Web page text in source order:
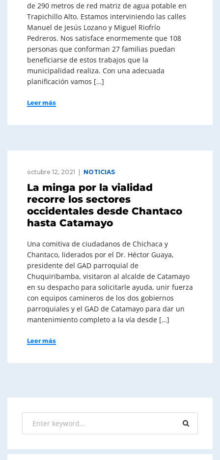
de 290 metros de red matriz de agua potable en
Trapichillo Alto. Estamos interviniendo las calles
Manuel de Jesús Lozano y Miguel Riofrío
Pedreros. Nos satisface enormemente que 108
personas que conforman 27 familias puedan
beneficiarse de estos trabajos que la
municipalidad realiza. Con una adecuada
planificación vamos […]
Leer más
octubre 12, 2021 NOTICIAS
La minga por la vialidad
recorre los sectores
occidentales desde Chantaco
hasta Catamayo
Una comitiva de ciudadanos de Chichaca y
Chantaco, liderados por el Dr. Héctor Guaya,
presidente del GAD parroquial de
Chuquiribamba, visitaron al alcalde de Catamayo
en su despacho para solicitarle ayuda, unir fuerza
con equipos camineros de los dos gobiernos
parroquiales y el GAD de Catamayo para dar un
mantenimiento completo a la vía desde […]
Leer más